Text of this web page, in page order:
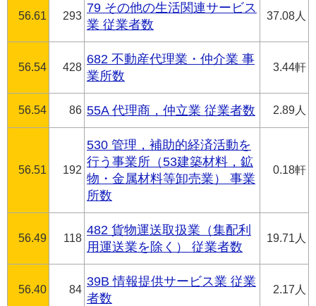
56.61 293
79 その他の生活関連サービス
業 従業者数
37.08人
56.54 428
682 不動産代理業・仲介業 事
業所数
3.44軒
56.54 86 55A 代理商，仲立業 従業者数 2.89人
56.51 192
530 管理，補助的経済活動を
行う事業所（53建築材料，鉱
物・金属材料等卸売業） 事業
所数
0.18軒
56.49 118
482 貨物運送取扱業（集配利
用運送業を除く） 従業者数
19.71人
56.40 84
39B 情報提供サービス業 従業
者数
2.17人